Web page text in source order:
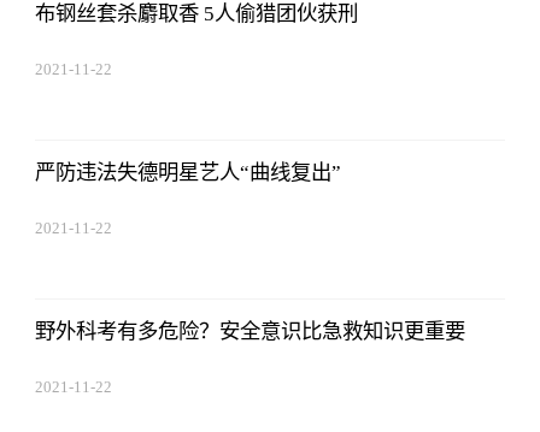
布钢丝套杀麝取香 5人偷猎团伙获刑
2021-11-22
严防违法失德明星艺人“曲线复出”
2021-11-22
野外科考有多危险？安全意识比急救知识更重要
2021-11-22